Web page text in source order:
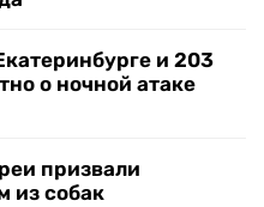
и 203
о ночной атаке
призвали
из собак